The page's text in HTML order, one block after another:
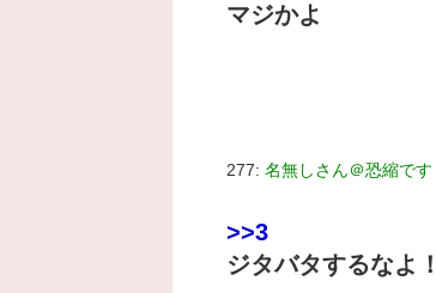
マジかよ
277: 名無しさん＠恐縮です
>>3
ジタバタするなよ！